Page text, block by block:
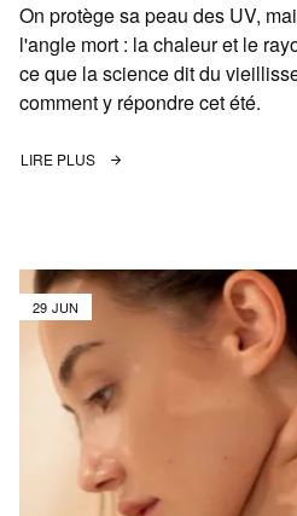
On protège sa peau des UV,
l'angle mort : la chaleur et le
ce que la science dit du
comment y répondre cet été.
LIRE PLUS
29 JUN